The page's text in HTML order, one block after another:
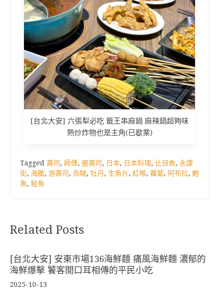
[台北大安] 六張犁必吃 籤王串麻鍋 麻辣鍋超夠味
熱炒炸物也是主角(已歇業)
Tagged 壽司, 師傅, 握壽司, 日本, 日本料理, 比目魚, 永康
街, 海膽, 游壽司, 烏賊, 牡丹, 生魚片 , 紅喉, 蘿蔔, 阿布拉, 鮑
魚, 鮭魚
Related Posts
[台北大安] 安東市場136海鮮麵 痛風海鮮麵 濃郁的
海鮮爆擊 饕客間口耳相傳的平民小吃
2025-10-13